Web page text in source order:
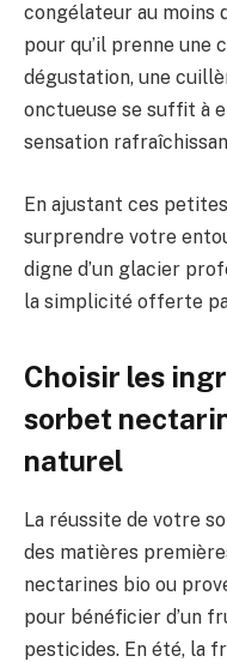
congélateur au moins
pour qu’il prenne une
dégustation, une
onctueuse se suffit à
sensation
En ajustant ces
surprendre votre
digne d’un glacier
la simplicité offerte
Choisir les
sorbet
naturel
La réussite de votre
des matières
nectarines bio ou
pour bénéficier d’un
pesticides. En été, la